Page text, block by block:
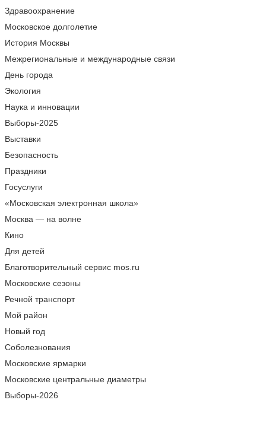
Здравоохранение
Московское долголетие
История Москвы
Межрегиональные и международные связи
День города
Экология
Наука и инновации
Выборы-2025
Выставки
Безопасность
Праздники
Госуслуги
«Московская электронная школа»
Москва — на волне
Кино
Для детей
Благотворительный сервис mos.ru
Московские сезоны
Речной транспорт
Мой район
Новый год
Соболезнования
Московские ярмарки
Московские центральные диаметры
Выборы-2026